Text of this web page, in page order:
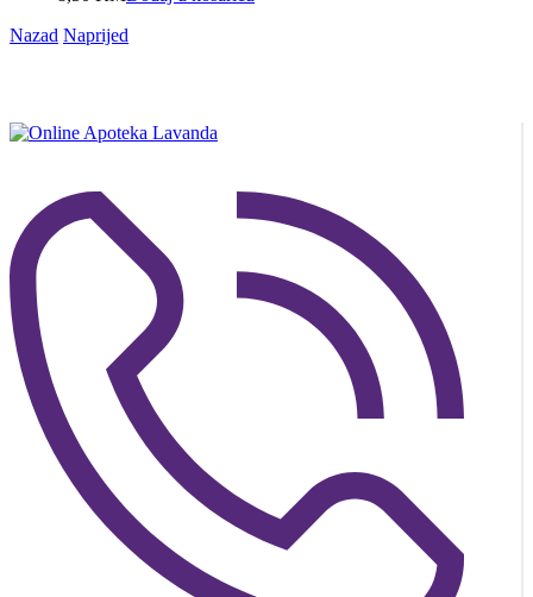
Nazad Naprijed